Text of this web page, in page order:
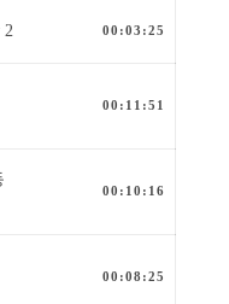
2 00:03:25
00:11:51
00:10:16
00:08:25